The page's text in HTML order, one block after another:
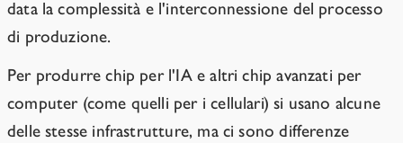
data la complessità e l'interconnessione del processo
di produzione.
Per produrre chip per l'IA e altri chip avanzati per
computer (come quelli per i cellulari) si usano alcune
delle stesse infrastrutture, ma ci sono differenze